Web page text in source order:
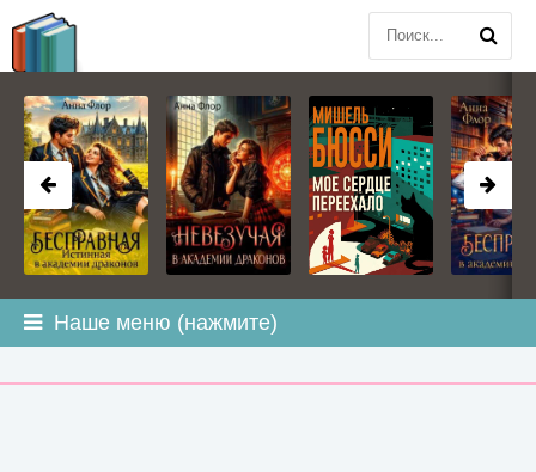
Наше меню (нажмите)
BOOKPLANETA.COM